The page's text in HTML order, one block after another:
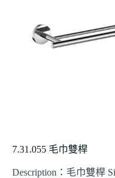
7.31.055 毛巾雙桿
Description：毛巾雙桿